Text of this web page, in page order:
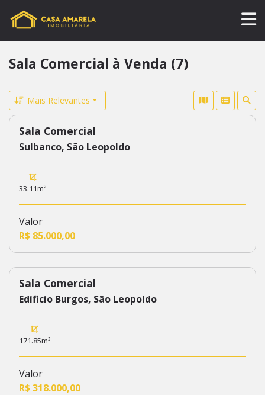
Sala Comercial à Venda (7)
Mais Relevantes
320
Sala Comercial
Sulbanco, São Leopoldo
33.11m²
Valor
R$ 85.000,00
265
Sala Comercial
Edíficio Burgos, São Leopoldo
171.85m²
Valor
R$ 318.000,00